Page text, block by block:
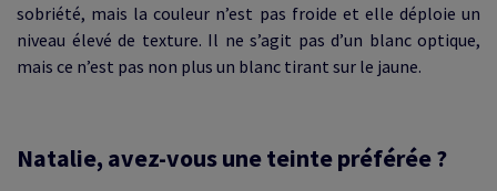
sobriété, mais la couleur n’est pas froide et elle déploie un
niveau élevé de texture. Il ne s’agit pas d’un blanc optique,
mais ce n’est pas non plus un blanc tirant sur le jaune.
Natalie, avez-vous une teinte préférée ?